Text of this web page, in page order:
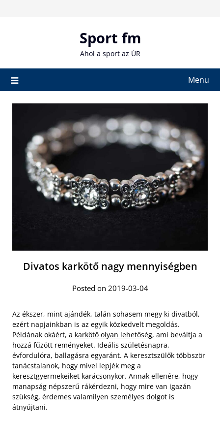
Sport fm
Ahol a sport az ÚR
Menu
Divatos karkötő nagy mennyiségben
Posted on 2019-03-04
Az ékszer, mint ajándék, talán sohasem megy ki divatból,
ezért napjainkban is az egyik közkedvelt megoldás.
Példának okáért, a karkötő olyan lehetőség, ami beváltja a
hozzá fűzött reményeket. Ideális születésnapra,
évfordulóra, ballagásra egyaránt. A keresztszülők többször
tanácstalanok, hogy mivel lepjék meg a
keresztgyermekeiket karácsonykor. Annak ellenére, hogy
manapság népszerű rákérdezni, hogy mire van igazán
szükség, érdemes valamilyen személyes dolgot is
átnyújtani.